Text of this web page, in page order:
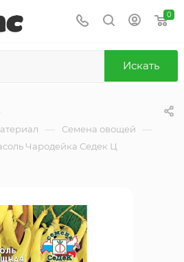
0
Искать
— Семена овощей —
Чародейка Седек Ц